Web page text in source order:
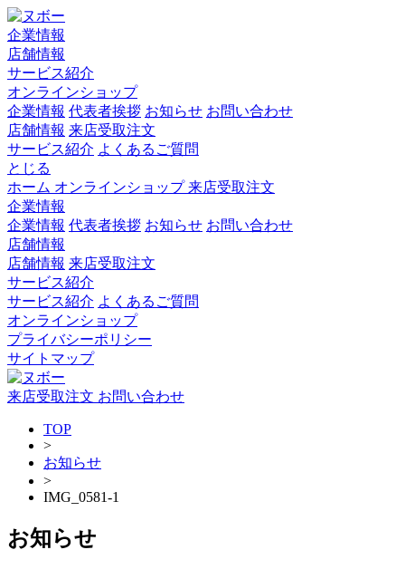
企業情報
店舗情報
サービス紹介
オンラインショップ
企業情報 代表者挨拶 お知らせ お問い合わせ
店舗情報 来店受取注文
サービス紹介 よくあるご質問
とじる
ホーム オンラインショップ来店受取注文
企業情報
企業情報 代表者挨拶 お知らせ お問い合わせ
店舗情報
店舗情報 来店受取注文
サービス紹介
サービス紹介 よくあるご質問
オンラインショップ
プライバシーポリシー
サイトマップ
来店受取注文 お問い合わせ
TOP
>
お知らせ
>
IMG_0581-1
お知らせ